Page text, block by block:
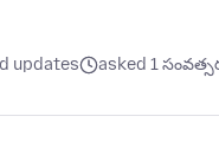
updates asked 1